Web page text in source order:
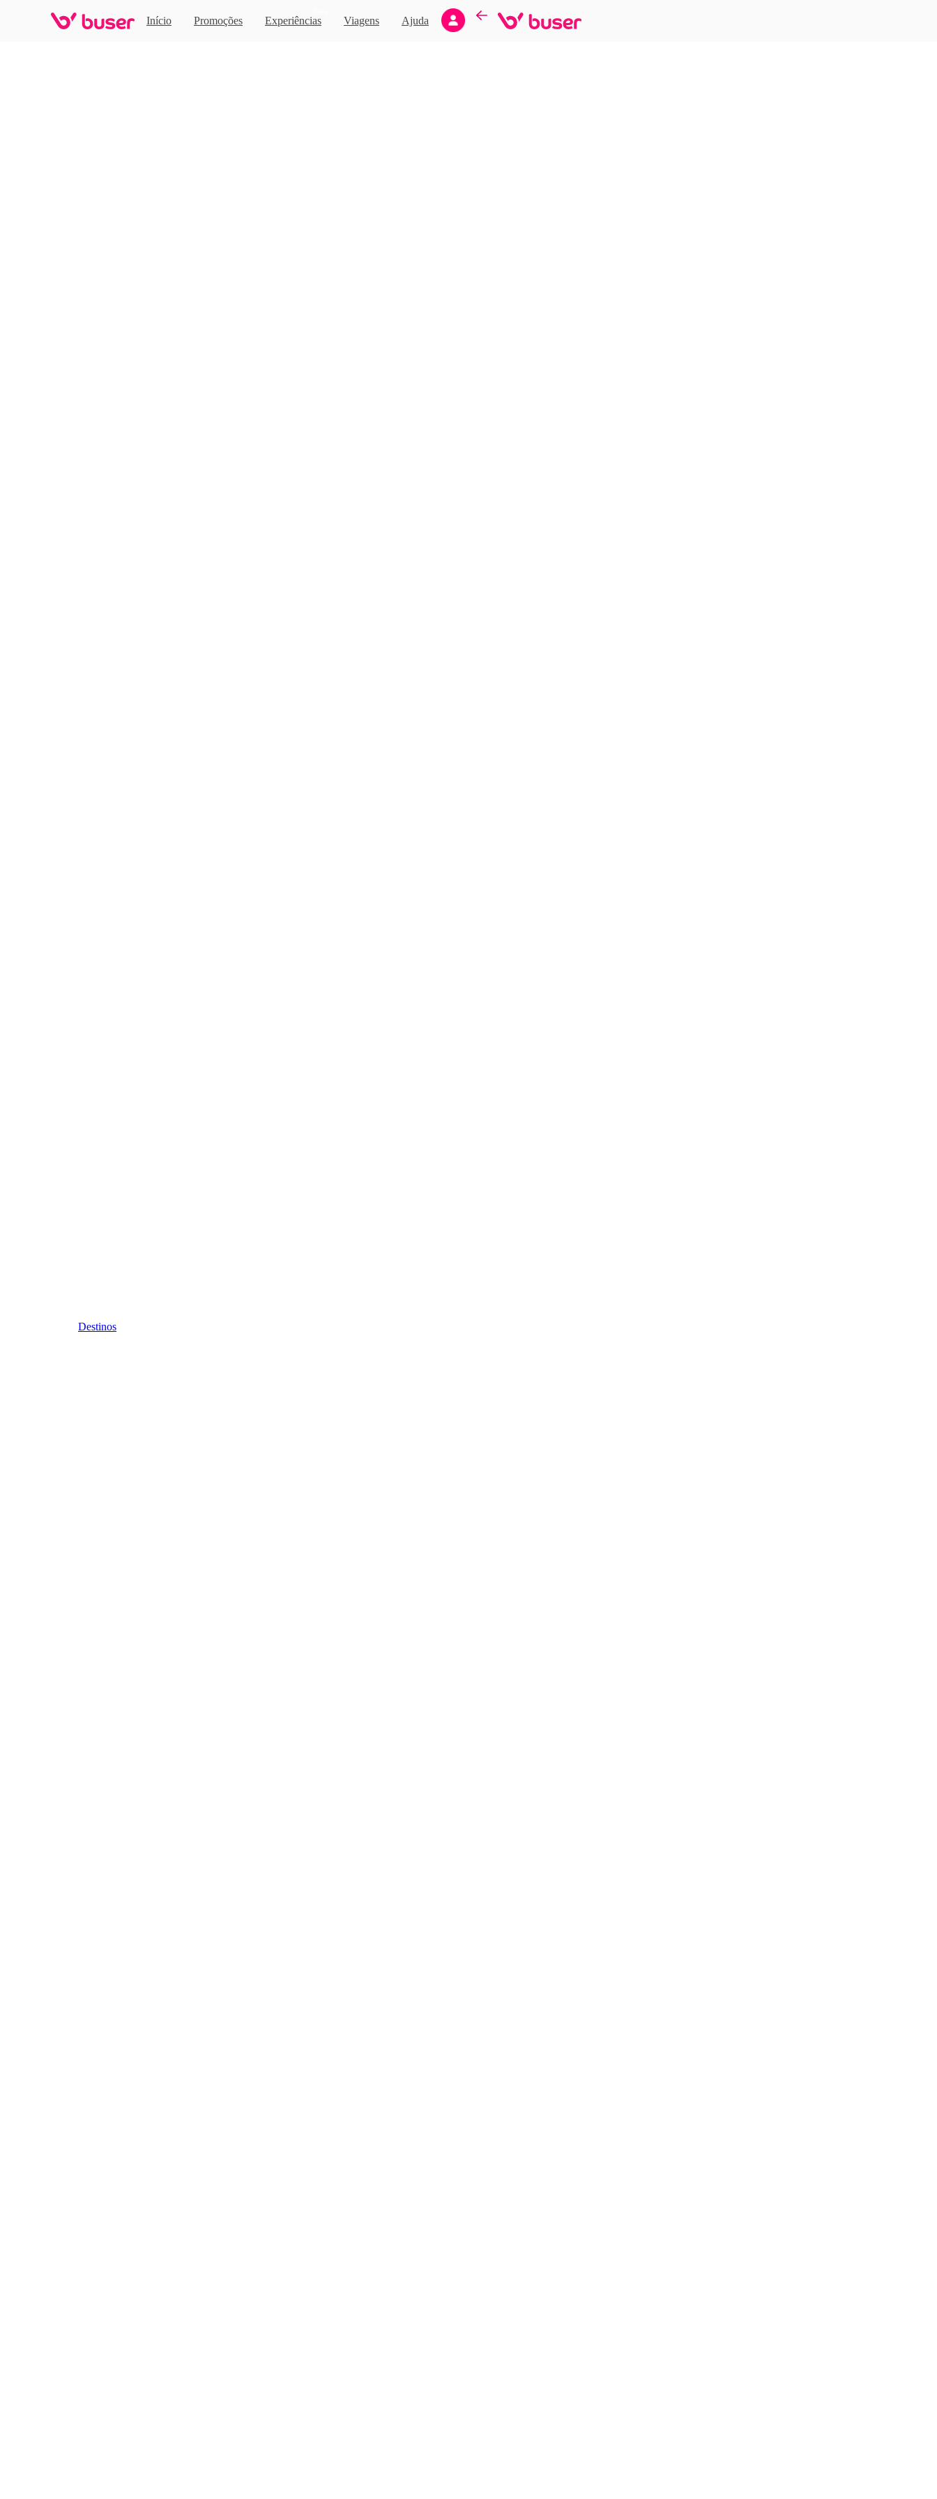
Início Promoções Experiências Viagens Ajuda
Home
Destinos